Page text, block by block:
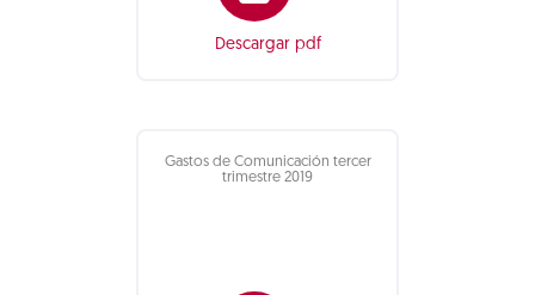
Descargar pdf
Gastos de Comunicación tercer
trimestre 2019